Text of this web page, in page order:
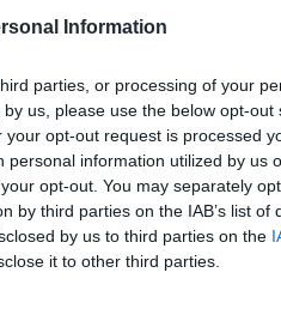
Information
parties, or processing of your
us, please use the below opt-out
opt-out request is processed
information utilized by us
opt-out. You may separately
by third parties on the IAB’s list of
by us to third parties on the
it to other third parties.
Cím: BÁV
1027
Telefon:
Az ország legnagyobb múltú,
tapasztalatával, szakmai